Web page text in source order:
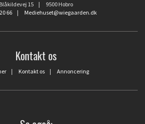
Blåkildevej 15 | 9500 Hobro
66| Mediehuset@wiegaarden.dk
Kontakt os
| Kontakt os | Annoncering